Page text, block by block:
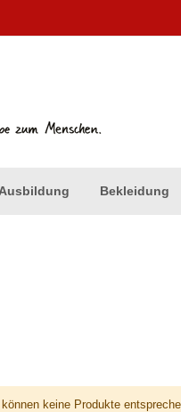
Ausbildung Bekleidung
keine Produkte